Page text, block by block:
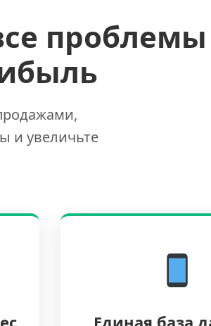
и увеличьте
Единая база